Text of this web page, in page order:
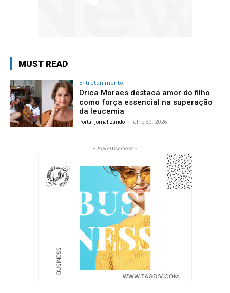
MUST READ
Entretenimento
Drica Moraes destaca amor do filho
como força essencial na superação
da leucemia
Portal Jornalizando - julho 30, 2026
- Advertisement -